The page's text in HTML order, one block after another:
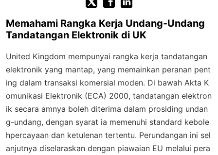
Memahami Rangka Kerja Undang-Undang
Tandatangan Elektronik di UK
United Kingdom mempunyai rangka kerja tandatangan
elektronik yang mantap, yang memainkan peranan pent
ing dalam transaksi komersial moden. Di bawah Akta K
omunikasi Elektronik (ECA) 2000, tandatangan elektron
ik secara amnya boleh diterima dalam prosiding undan
g-undang, dengan syarat ia memenuhi standard kebole
hpercayaan dan ketulenan tertentu. Perundangan ini sel
anjutnya diselaraskan dengan piawaian EU melalui pera